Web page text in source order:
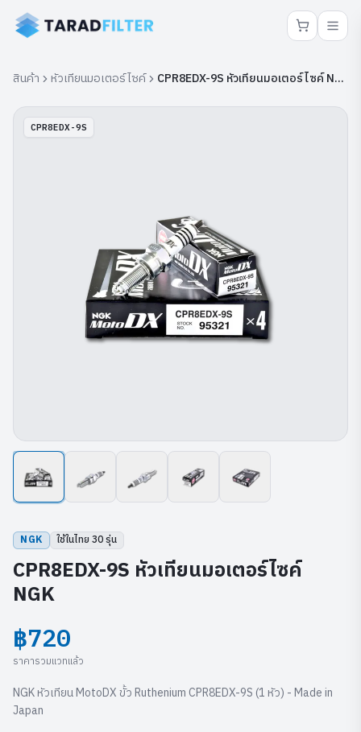
สินค้า หัวเทียนมอเตอร์ไซค์ CPR8EDX-9S หัวเทียนมอเตอร์ไซค์ NGK
CPR8EDX-9S
NGK ใช้ในไทย 30รุ่น
CPR8EDX-9S หัวเทียนมอเตอร์ไซค์
NGK
฿720
ราคารวมแวทแล้ว
NGK หัวเทียน MotoDX ขั้ว Ruthenium CPR8EDX-9S (1 หัว) - Made in
Japan